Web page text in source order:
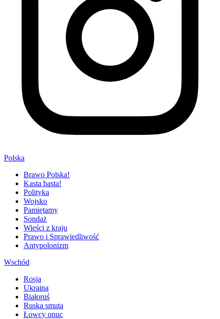
Polska
Brawo Polska!
Kasta basta!
Polityka
Wojsko
Pamiętamy
Sondaż
Wieści z kraju
Prawo i Sprawiedliwość
Antypolonizm
Wschód
Rosja
Ukraina
Białoruś
Ruska smuta
Łowcy onuc